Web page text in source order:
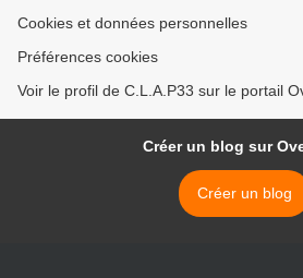
Cookies et données personnelles
Préférences cookies
Voir le profil de C.L.A.P33 sur le portail
Créer un blog sur
Créer un blog